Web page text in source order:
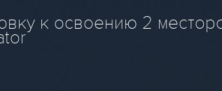
к освоению 2